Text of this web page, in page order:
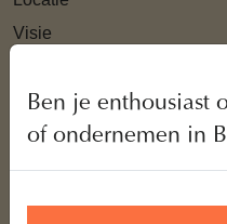
Visie
Ondernemen
FAQ
Inschrijfprocedure
Ben je enthousiast
of ondernemen in